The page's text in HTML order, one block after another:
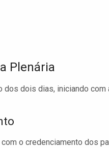
Plenária
dois dias, iniciando
o credenciamento dos